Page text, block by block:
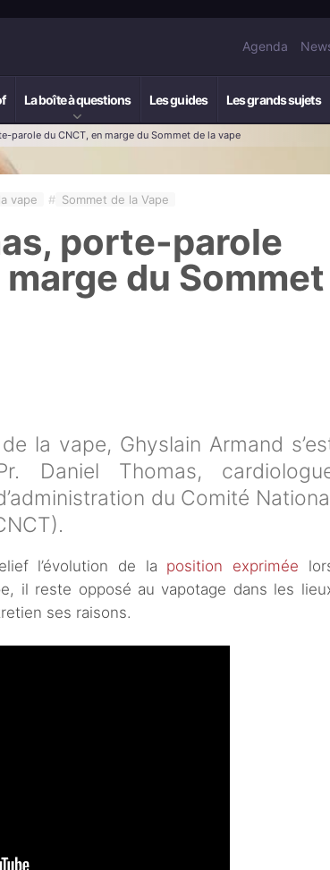
Agenda
La boîte à questions Les guides Les grands sujets
parole du CNCT, en marge du Sommet de la vape
vape # Sommet de la Vape
porte-parole
marge du Sommet
la vape, Ghyslain Armand
Daniel Thomas,
du Comité
l’évolution de la position exprimée
il reste opposé au vapotage dans les
ses raisons.